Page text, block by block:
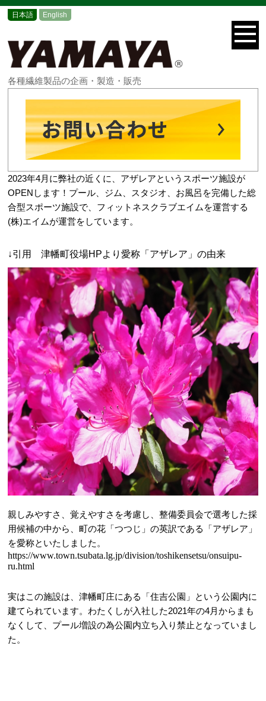
日本語 English
各種繊維製品の企画・製造・販売
2023年4月に弊社の近くに、アザレアというスポーツ施設が
OPENします！ プール、ジム、スタジオ、お風呂を完備した総
合型スポーツ施設で、フィットネスクラブエイムを運営する
(株)エイムが運営をしています。
↓引用 津幡町役場HPより愛称「アザレア」の由来
親しみやすさ、覚えやすさを考慮し、整備委員会で選考した採
用候補の中から、町の花「つつじ」の英訳である「アザレア」
を愛称といたしました。
https://www.town.tsubata.lg.jp/division/toshikensetsu/onsuipu-
ru.html
実はこの施設は、津幡町庄にある「住吉公園」という公園内に
建てられています。わたくしが入社した2021年の4月からまも
なくして、プール増設の為公園内立ち入り禁止となっていまし
た。